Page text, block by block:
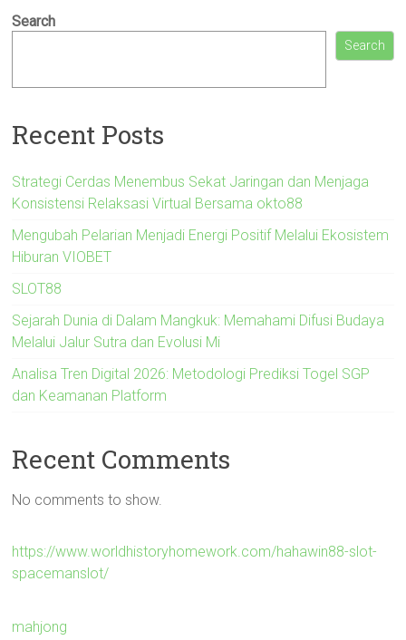
Search
Search
Recent Posts
Strategi Cerdas Menembus Sekat Jaringan dan Menjaga
Konsistensi Relaksasi Virtual Bersama okto88
Mengubah Pelarian Menjadi Energi Positif Melalui Ekosistem
Hiburan VIOBET
SLOT88
Sejarah Dunia di Dalam Mangkuk: Memahami Difusi Budaya
Melalui Jalur Sutra dan Evolusi Mi
Analisa Tren Digital 2026: Metodologi Prediksi Togel SGP
dan Keamanan Platform
Recent Comments
No comments to show.
https://www.worldhistoryhomework.com/hahawin88-slot-
spacemanslot/
mahjong